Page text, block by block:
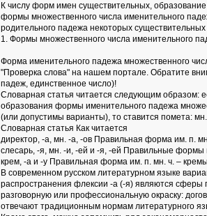
К числу форм имен существительных,
формы множественного числа именительного
родительного падежа некоторых
1. Формы множественного числа именительного
Форма именительного падежа множественного
"Проверка слова" на нашем портале. Обратите
падеж, единственное число)!
Словарная статья читается следующим образом:
образования формы именительного падежа
(или допустимы варианты), то ставится помета:
Словарная статья Как читается
директор, -а, мн. -а, -ов Правильная форма им. п.
слесарь, -я, мн. -и, -ей и -я, -ей Правильные формы
крем, -а и -у Правильная форма им. п. мн. ч. –
В современном русском литературном языке
распространения флексии -а (-я) являются сферы
разговорную или профессиональную окраску:
отвечают традиционным нормам литературного